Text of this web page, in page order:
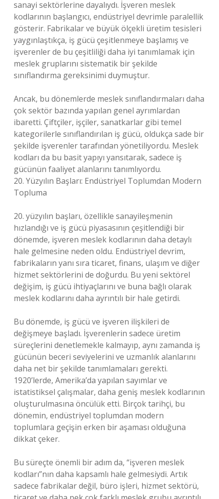
sanayi sektörlerine dayalıydı. İşveren meslek
kodlarının başlangıcı, endüstriyel devrimle paralellik
gösterir. Fabrikalar ve büyük ölçekli üretim tesisleri
yaygınlaştıkça, iş gücü çeşitlenmeye başlamış ve
işverenler de bu çeşitliliği daha iyi tanımlamak için
meslek gruplarını sistematik bir şekilde
sınıflandırma gereksinimi duymuştur.
Ancak, bu dönemlerde meslek sınıflandırmaları daha
çok sektör bazında yapılan genel ayrımlardan
ibaretti. Çiftçiler, işçiler, sanatkarlar gibi temel
kategorilerle sınıflandırılan iş gücü, oldukça sade bir
şekilde işverenler tarafından yönetiliyordu. Meslek
kodları da bu basit yapıyı yansıtarak, sadece iş
gücünün faaliyet alanlarını tanımlıyordu.
20. Yüzyılın Başları: Endüstriyel Toplumdan Modern
Topluma
20. yüzyılın başları, özellikle sanayileşmenin
hızlandığı ve iş gücü piyasasının çeşitlendiği bir
dönemde, işveren meslek kodlarının daha detaylı
hale gelmesine neden oldu. Endüstriyel devrim,
fabrikaların yanı sıra ticaret, finans, ulaşım ve diğer
hizmet sektörlerini de doğurdu. Bu yeni sektörel
değişim, iş gücü ihtiyaçlarını ve buna bağlı olarak
meslek kodlarını daha ayrıntılı bir hale getirdi.
Bu dönemde, iş gücü ve işveren ilişkileri de
değişmeye başladı. İşverenlerin sadece üretim
süreçlerini denetlemekle kalmayıp, aynı zamanda iş
gücünün beceri seviyelerini ve uzmanlık alanlarını
daha net bir şekilde tanımlamaları gerekti.
1920’lerde, Amerika’da yapılan sayımlar ve
istatistiksel çalışmalar, daha geniş meslek kodlarının
oluşturulmasına öncülük etti. Birçok tarihçi, bu
dönemin, endüstriyel toplumdan modern
toplumlara geçişin erken bir aşaması olduğuna
dikkat çeker.
Bu süreçte önemli bir adım da, “işveren meslek
kodları”nın daha kapsamlı hale gelmesiydi. Artık
sadece fabrikalar değil, büro işleri, hizmet sektörü,